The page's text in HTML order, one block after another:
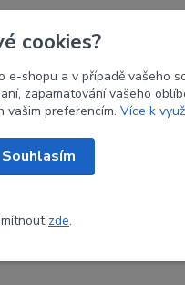
luky
cookies?
e-shopu a v případě vašeho
zapamatování vašeho
vašim preferencím. Více k
Souhlasím
zde.